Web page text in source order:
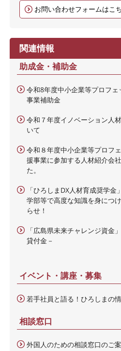
お問い合わせフォームはこ
関連情報
助成金・補助金
令和8年度中小企業等プロフ
事業補助金
令和７年度イノベーション人
いて
令和８年度中小企業等プロフ
援事業に参加する人材紹介会
た。
「ひろしまDX人材育成奨学
学部等で高度な知識を身につ
らせ！
「広島県未来チャレンジ資金
貸付金－
イベント・講座・募集
若手社員と語る！ひろしまの
相談窓口
外国人のための相談窓口のご